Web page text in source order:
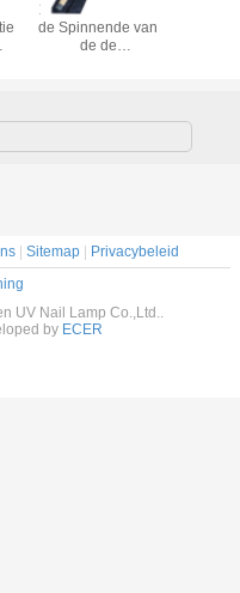
1.8M.2.1M.2.4M.2.7M.3.0M
de Spinnende van
de de
Staafvoeder Staaf
Boothengels
| Sitemap|
Privacybeleid
UV Nail Lamp Co.,Ltd..
by ECER